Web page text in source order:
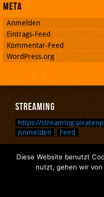
Meta
Anmelden
Eintrags-Feed
Kommentar-Feed
WordPress.org
Streaming
https://
Anmelden
Feed
Zurück zum
Zurück
Diese Website benutzt
nutzt, gehen wir von